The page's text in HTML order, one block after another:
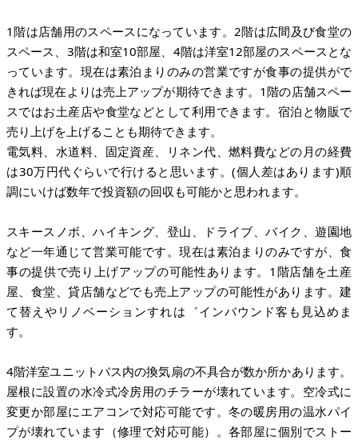
1階は店舗用のスペースになっています。2階は広間及び食堂の
スペース、3階は和室10部屋、4階は洋室12部屋のスペースとな
っています。現在は素泊まりのみの営業ですが食事の提供がで
きれば現在よりは売上アップが期待できます。1階の店舗スペー
スではお土産店や食堂などとして利用できます。宿泊と物販で
売り上げを上げることも期待できます。
電気料、水道料、固定資産、リネン代、燃料費などの月の経費
は30万円代ぐらいで行けると思います。(個人差はあります)順
調にいけば数年で投資額の回収も可能かと思われます。
スキースノボ、ハイキング、登山、ドライブ、バイク、遊園地
など一年通じて営業可能です。現在は素泊まりのみですが、食
事の提供で売り上げアップの可能性あります。1階店舗を土産
屋、食堂、貸店舗などでも売上アップの可能性があります。建
て替えやリノベーションすれは゛インバウンド客も見込めま
す。
4階洋室ユニットバス内の換気扇の不具合が数か所かあります。
屋根に設置の水冷式冷房用のチラーが壊れています。空冷式に
変更か部屋にエアコンで対応可能です。冬の暖房用の温水パイ
プが壊れています（修理で対応可能）。各部屋に個別でストー